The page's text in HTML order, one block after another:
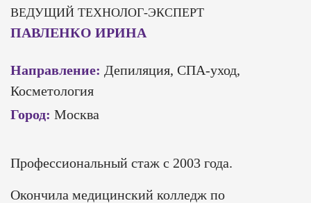
ВЕДУЩИЙ ТЕХНОЛОГ-ЭКСПЕРТ
ПАВЛЕНКО ИРИНА
Направление: Депиляция, СПА-уход,
Косметология
Город: Москва
Профессиональный стаж с 2003 года.
Окончила медицинский колледж по